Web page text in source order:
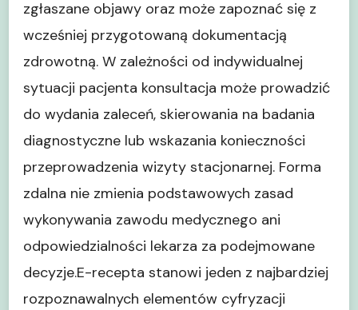
zgłaszane objawy oraz może zapoznać się z
wcześniej przygotowaną dokumentacją
zdrowotną. W zależności od indywidualnej
sytuacji pacjenta konsultacja może prowadzić
do wydania zaleceń, skierowania na badania
diagnostyczne lub wskazania konieczności
przeprowadzenia wizyty stacjonarnej. Forma
zdalna nie zmienia podstawowych zasad
wykonywania zawodu medycznego ani
odpowiedzialności lekarza za podejmowane
decyzje.E-recepta stanowi jeden z najbardziej
rozpoznawalnych elementów cyfryzacji